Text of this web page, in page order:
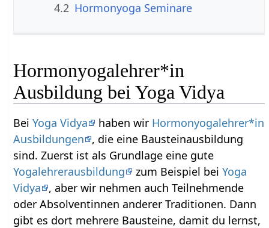
4.2 Hormonyoga Seminare
Hormonyogalehrer*in
Ausbildung bei Yoga Vidya
BeiYoga Vidya haben wir Hormonyogalehrer*in
Ausbildungen
, die eine Bausteinausbildung
sind. Zuerst ist als Grundlage eine gute
Yogalehrerausbildung
zum Beispiel beiYoga
Vidya
, aber wir nehmen auch Teilnehmende
oder Absolventinnen anderer Traditionen. Dann
gibt es dort mehrere Bausteine, damit du lernst,